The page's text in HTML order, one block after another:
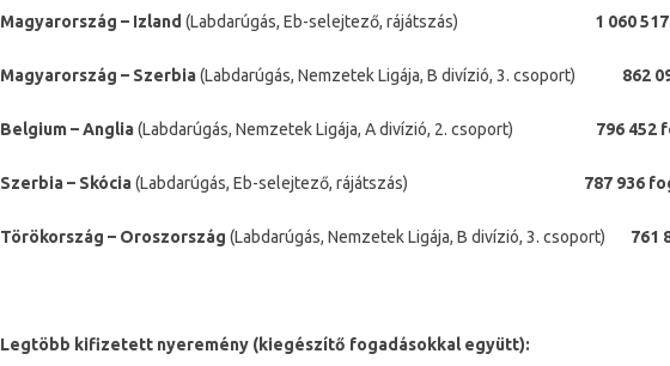
Magyarország – Izland (Labdarúgás, Eb-selejtező, rájátszás) 1 060
Magyarország – Szerbia(Labdarúgás, Nemzetek Ligája, B divízió, 3. csoport) 862
Belgium – Anglia(Labdarúgás, Nemzetek Ligája, A divízió, 2. csoport) 796 452
Szerbia – Skócia(Labdarúgás, Eb-selejtező, rájátszás) 787 936
Törökország – Oroszország (Labdarúgás, Nemzetek Ligája, B divízió, 3. csoport) 761
Legtöbb kifizetett nyeremény (kiegészítő fogadásokkal együtt):